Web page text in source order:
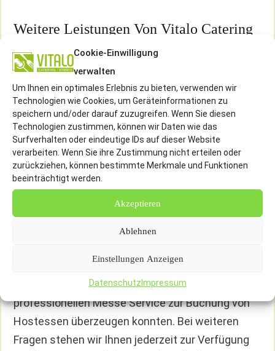
Cookie-Einwilligung
verwalten
Um Ihnen ein optimales Erlebnis zu bieten, verwenden wir
Technologien wie Cookies, um Geräteinformationen zu
speichern und/oder darauf zuzugreifen. Wenn Sie diesen
Technologien zustimmen, können wir Daten wie das
Surfverhalten oder eindeutige IDs auf dieser Website
verarbeiten. Wenn Sie ihre Zustimmung nicht erteilen oder
zurückziehen, können bestimmte Merkmale und Funktionen
beeinträchtigt werden.
Akzeptieren
Ablehnen
Einstellungen Anzeigen
Datenschutz Impressum
Weitere Leistungen Von Vitalo Catering
Für Hannover
Cateringzubehör
Messe Catering
Vegetarisches Catering
Künstler Booking
Weihnachtsfeier Catering
Veranstaltungscatering
Business Catering
Kontakt Für Messe Hostessen Aus Hannover
Wir hoffen, dass wir Sie mit unserem
professionellen Messe Service zur Buchung von
Hostessen überzeugen konnten. Bei weiteren
Fragen stehen wir Ihnen jederzeit zur Verfügung